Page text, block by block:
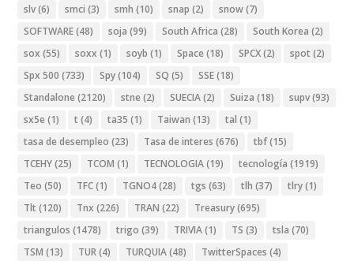
slv(6) smci (3) smh (10) snap (2) snow(7)
SOFTWARE(48) soja (99) South Africa (28) South Korea (2)
sox (55) soxx (1) soyb (1) Space (18) SPCX(2) spot (2)
Spx 500 (733) Spy(104) SQ (5) SSE(18)
Standalone (2120) stne (2) SUECIA(2) Suiza (18) supv(93)
sx5e (1) t (4) ta35 (1) Taiwan (13) tal (1)
tasa de desempleo (23) Tasa de interes (676) tbf(15)
TCEHY(25) TCOM (1) TECNOLOGIA(19) tecnología (1919)
Teo (50) TFC(1) TGNO4(28) tgs (63) tlh (37) tlry(1)
Tlt (120) Tnx (226) TRAN (22) Treasury(695)
triangulos (1478) trigo (39) TRIVIA(1) TS (3) tsla (70)
TSM (13) TUR(4) TURQUIA(48) TwitterSpaces (4)